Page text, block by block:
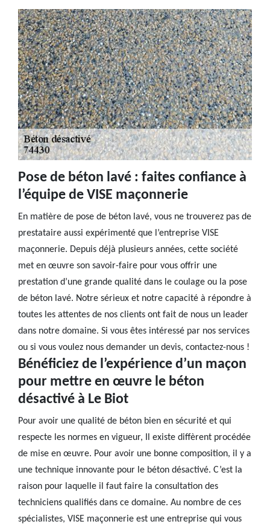
Pose de béton lavé : faites confiance à
l’équipe de VISE maçonnerie
En matière de pose de béton lavé, vous ne trouverez pas de
prestataire aussi expérimenté que l’entreprise VISE
maçonnerie. Depuis déjà plusieurs années, cette société
met en œuvre son savoir-faire pour vous offrir une
prestation d’une grande qualité dans le coulage ou la pose
de béton lavé. Notre sérieux et notre capacité à répondre à
toutes les attentes de nos clients ont fait de nous un leader
dans notre domaine. Si vous êtes intéressé par nos services
ou si vous voulez nous demander un devis, contactez-nous !
Bénéficiez de l’expérience d’un maçon
pour mettre en œuvre le béton
désactivé à Le Biot
Pour avoir une qualité de béton bien en sécurité et qui
respecte les normes en vigueur, Il existe diffèrent procédée
de mise en œuvre. Pour avoir une bonne composition, il y a
une technique innovante pour le béton désactivé. C’est la
raison pour laquelle il faut faire la consultation des
techniciens qualifiés dans ce domaine. Au nombre de ces
spécialistes, VISE maçonnerie est une entreprise qui vous